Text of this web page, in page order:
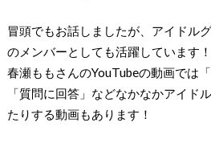
冒頭でもお話しましたが、アイドル
のメンバーとしても活躍しています！
春瀬ももさんのYouTubeの動画では
「質問に回答」などなかなかアイド
たりする動画もあります！